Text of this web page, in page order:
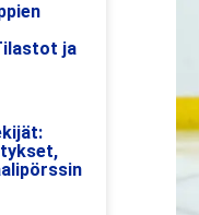
ja